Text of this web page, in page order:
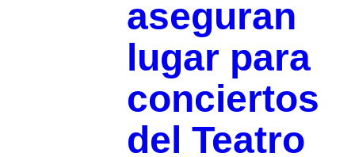
aseguran
lugar para
conciertos
del Teatro